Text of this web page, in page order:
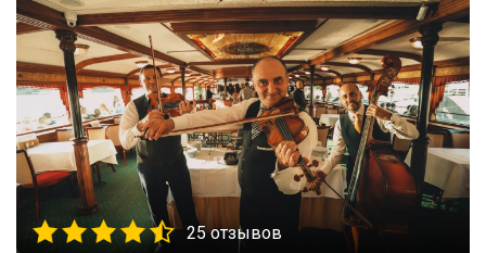
25 отзывов